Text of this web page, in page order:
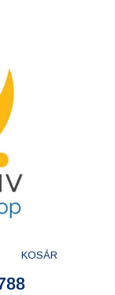
KOSÁR